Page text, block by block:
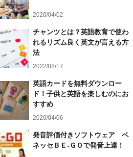
2020/04/02
チャンツとは？英語教育で使わ
れるリズム良く英文が言える方
法
2022/08/17
英語カードを無料ダウンロー
ド！子供と英語を楽しむのにお
すすめ
2020/04/06
発音評価付きソフトウェア ベ
ネッセＢＥ-ＧＯで発音上達！